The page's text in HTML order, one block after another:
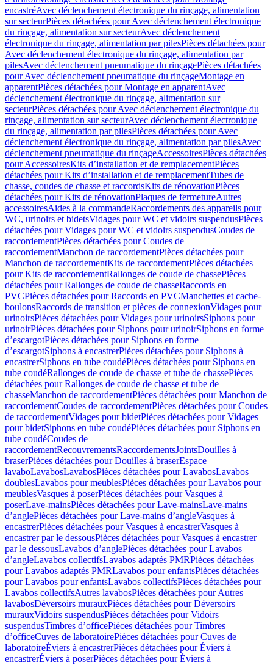
encastréAvec déclenchement électronique du rinçage, alimentation
sur secteurPièces détachées pour Avec déclenchement électronique
du rinçage, alimentation sur secteurAvec déclenchement
électronique du rinçage, alimentation par pilesPièces détachées pour
Avec déclenchement électronique du rinçage, alimentation par
pilesAvec déclenchement pneumatique du rinçagePièces détachées
pour Avec déclenchement pneumatique du rinçageMontage en
apparentPièces détachées pour Montage en apparentAvec
déclenchement électronique du rinçage, alimentation sur
secteurPièces détachées pour Avec déclenchement électronique du
rinçage, alimentation sur secteurAvec déclenchement électronique
du rinçage, alimentation par pilesPièces détachées pour Avec
déclenchement électronique du rinçage, alimentation par pilesAvec
déclenchement pneumatique du rinçageAccessoiresPièces détachées
pour AccessoiresKits d’installation et de remplacementPièces
détachées pour Kits d’installation et de remplacementTubes de
chasse, coudes de chasse et raccordsKits de rénovationPièces
détachées pour Kits de rénovationPlaques de fermetureAutres
accessoiresAides à la commandeRaccordements des appareils pour
WC, urinoirs et bidetsVidages pour WC et vidoirs suspendusPièces
détachées pour Vidages pour WC et vidoirs suspendusCoudes de
raccordementPièces détachées pour Coudes de
raccordementManchon de raccordementPièces détachées pour
Manchon de raccordementKits de raccordementPièces détachées
pour Kits de raccordementRallonges de coude de chassePièces
détachées pour Rallonges de coude de chasseRaccords en
PVCPièces détachées pour Raccords en PVCManchettes et cache-
boulonsRaccords de transition et pièces de connexionVidages pour
urinoirsPièces détachées pour Vidages pour urinoirsSiphons pour
urinoirPièces détachées pour Siphons pour urinoirSiphons en forme
d’escargotPièces détachées pour Siphons en forme
d’escargotSiphons à encastrerPièces détachées pour Siphons à
encastrerSiphons en tube coudéPièces détachées pour Siphons en
tube coudéRallonges de coude de chasse et tube de chassePièces
détachées pour Rallonges de coude de chasse et tube de
chasseManchon de raccordementPièces détachées pour Manchon de
raccordementCoudes de raccordementPièces détachées pour Coudes
de raccordementVidages pour bidetPièces détachées pour Vidages
pour bidetSiphons en tube coudéPièces détachées pour Siphons en
tube coudéCoudes de
raccordementRecouvrementsRaccordementsJointsDouilles à
braserPièces détachées pour Douilles à braserEspace
lavaboLavabosLavabosPièces détachées pour LavabosLavabos
doublesLavabos pour meublesPièces détachées pour Lavabos pour
meublesVasques à poserPièces détachées pour Vasques à
poserLave-mainsPièces détachées pour Lave-mainsLave-mains
d’anglePièces détachées pour Lave-mains d’angleVasques à
encastrerPièces détachées pour Vasques à encastrerVasques à
encastrer par le dessousPièces détachées pour Vasques à encastrer
par le dessousLavabos d’anglePièces détachées pour Lavabos
d’angleLavabos collectifsLavabos adaptés PMRPièces détachées
pour Lavabos adaptés PMRLavabos pour enfantsPièces détachées
pour Lavabos pour enfantsLavabos collectifsPièces détachées pour
Lavabos collectifsAutres lavabosPièces détachées pour Autres
lavabosDéversoirs murauxPièces détachées pour Déversoirs
murauxVidoirs suspendusPièces détachées pour Vidoirs
suspendusTimbres dʼofficePièces détachées pour Timbres
dʼofficeCuves de laboratoirePièces détachées pour Cuves de
laboratoireÉviers à encastrerPièces détachées pour Éviers à
encastrerÉviers à poserPièces détachées pour Éviers à